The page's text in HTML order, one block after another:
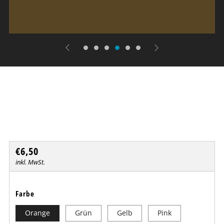
Normaler
Preis
€6,50
inkl. MwSt.
Farbe
Orange Grün Gelb Pink